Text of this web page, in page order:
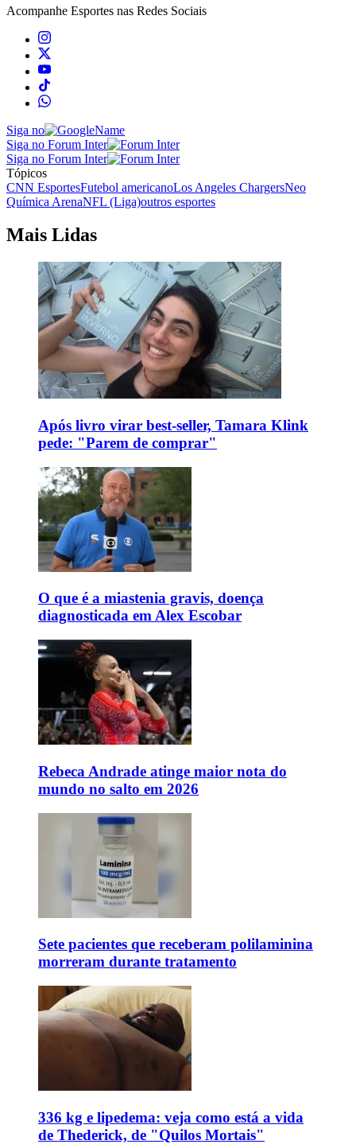
Acompanhe Esportes nas Redes Sociais
Siga no
Siga no Forum Inter
Siga no Forum Inter
Tópicos
CNN EsportesFutebol americanoLos Angeles ChargersNeo
Química ArenaNFL (Liga)outros esportes
Mais Lidas
Após livro virar best-seller, Tamara Klink
pede: "Parem de comprar"
O que é a miastenia gravis, doença
diagnosticada em Alex Escobar
Rebeca Andrade atinge maior nota do
mundo no salto em 2026
Sete pacientes que receberam polilaminina
morreram durante tratamento
336 kg e lipedema: veja como está a vida
de Thederick, de "Quilos Mortais"